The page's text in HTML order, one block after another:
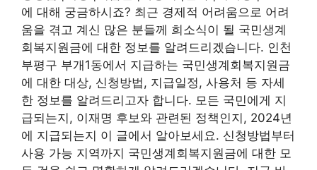
에 대해 궁금하시죠? 최근 경제적 어려움으로 어려
움을 겪고 계신 많은 분들께 희소식이 될 국민생계
회복지원금에 대한 정보를 알려드리겠습니다. 인천
부평구 부개1동에서 지급하는 국민생계회복지원금
에 대한 대상, 신청방법, 지급일정, 사용처 등 자세
한 정보를 알려드리고자 합니다. 모든 국민에게 지
급되는지, 이재명 후보와 관련된 정책인지, 2024년
에 지급되는지 이 글에서 알아보세요. 신청방법부터
사용 가능 지역까지 국민생계회복지원금에 대한 모